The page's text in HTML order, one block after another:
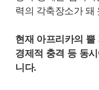
력의 각축장소가 돼
현재 아프리카의
경제적 충격 등 동
니다.